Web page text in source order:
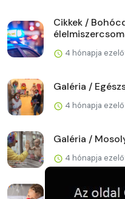
Cikkek /
4 hónapja
Galéria /
4 hónapja
Galéria /
4 hónapja
Galéria /